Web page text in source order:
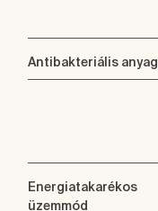
Antibakteriális anyag
Energiatakarékos
üzemmód